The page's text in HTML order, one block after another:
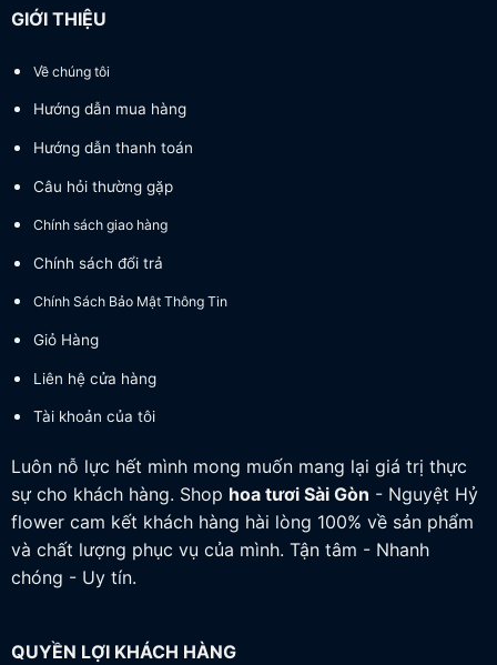
GIỚI THIỆU
Về chúng tôi
Hướng dẫn mua hàng
Hướng dẫn thanh toán
Câu hỏi thường gặp
Chính sách giao hàng
Chính sách đổi trả
Chính Sách Bảo Mật Thông Tin
Giỏ Hàng
Liên hệ cửa hàng
Tài khoản của tôi
Luôn nỗ lực hết mình mong muốn mang lại giá trị thực
sự cho khách hàng. Shop hoa tươiSài Gòn - Nguyệt Hỷ
flower cam kết khách hàng hài lòng 100% về sản phẩm
và chất lượng phục vụ của mình. Tận tâm - Nhanh
chóng - Uy tín.
QUYỀN LỢI KHÁCH HÀNG